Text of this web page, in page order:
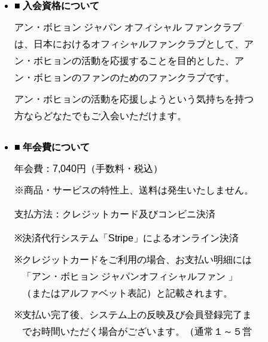
■ 入会資格について
アン・ボヒョン ジャパン オフィシャル ファンクラブ
は、日本におけるオフィシャルファンクラブとして、ア
ン・ボヒョンの活動を応援することを目的とした、ア
ン・ボヒョンのファンのためのファンクラブです。
アン・ボヒョンの活動を応援しようという気持ちを持つ
方ならどなたでもご入会いただけます。
■ 年会費について
年会費：7,040円（手数料・税込）
※商品・サービスの特性上、送料は発生いたしません。
支払方法：クレジットカード及びコンビニ決済
※決済代行システム「Stripe」によるオンライン決済
※クレジットカードをご利用の場合、お支払い明細には
「アン・ボヒョン ジャパンオフィシャルファン 」
（またはアルファベット表記）と記載されます。
※支払い完了後、システム上の反映及び会員登録完了ま
でお時間いただく場合がございます。（通常１～５営